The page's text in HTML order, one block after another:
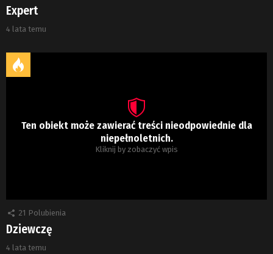
Expert
4 lata temu
Ten obiekt może zawierać treści nieodpowiednie dla
niepełnoletnich.
Kliknij by zobaczyć wpis
21 Polubienia
Dziewczę
4 lata temu